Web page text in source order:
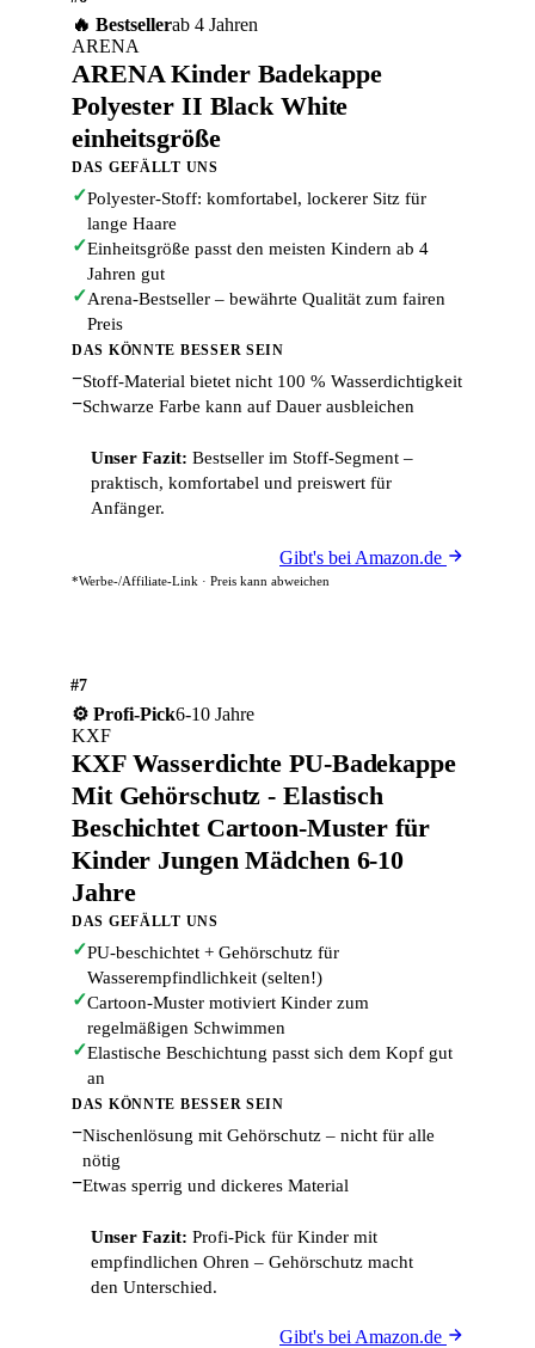
🔥 Bestsellerab 4 Jahren
ARENA
ARENA Kinder Badekappe
Polyester II Black White
einheitsgröße
DAS GEFÄLLT UNS
✓Polyester-Stoff: komfortabel, lockerer Sitz für
lange Haare
✓Einheitsgröße passt den meisten Kindern ab 4
Jahren gut
✓Arena-Bestseller – bewährte Qualität zum fairen
Preis
DAS KÖNNTE BESSER SEIN
−Stoff-Material bietet nicht 100 % Wasserdichtigkeit
−Schwarze Farbe kann auf Dauer ausbleichen
Unser Fazit: Bestseller im Stoff-Segment –
praktisch, komfortabel und preiswert für
Anfänger.
Gibt's bei Amazon.de
*Werbe-/Affiliate-Link · Preis kann abweichen
#7
⚙️ Profi-Pick6-10 Jahre
KXF
KXF Wasserdichte PU-Badekappe
Mit Gehörschutz - Elastisch
Beschichtet Cartoon-Muster für
Kinder Jungen Mädchen 6-10
Jahre
DAS GEFÄLLT UNS
✓PU-beschichtet + Gehörschutz für
Wasserempfindlichkeit (selten!)
✓Cartoon-Muster motiviert Kinder zum
regelmäßigen Schwimmen
✓Elastische Beschichtung passt sich dem Kopf gut
an
DAS KÖNNTE BESSER SEIN
−Nischenlösung mit Gehörschutz – nicht für alle
nötig
−Etwas sperrig und dickeres Material
Unser Fazit: Profi-Pick für Kinder mit
empfindlichen Ohren – Gehörschutz macht
den Unterschied.
Gibt's bei Amazon.de